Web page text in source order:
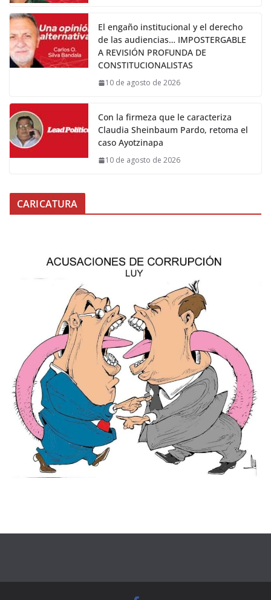
El engaño institucional y el derecho
de las audiencias… IMPOSTERGABLE
A REVISIÓN PROFUNDA DE
CONSTITUCIONALISTAS
10 de agosto de 2026
Con la firmeza que le caracteriza
Claudia Sheinbaum Pardo, retoma el
caso Ayotzinapa
10 de agosto de 2026
CARICATURA